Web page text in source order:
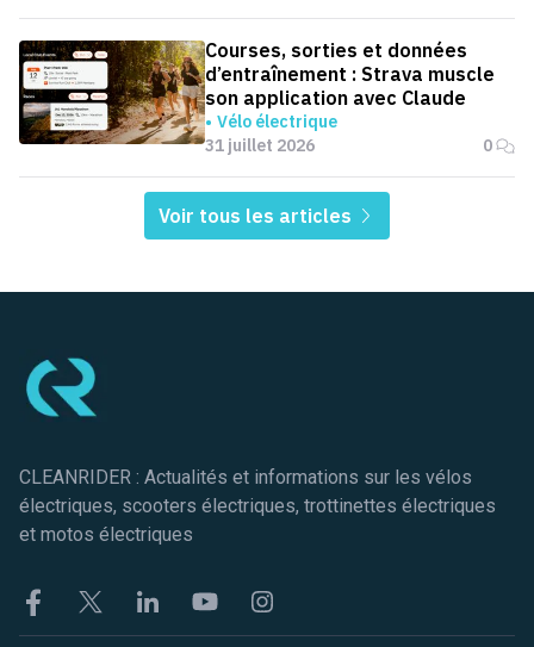
Courses, sorties et données
d’entraînement : Strava muscle
son application avec Claude
Vélo électrique
31 juillet 2026
0
Voir tous les articles
CLEANRIDER : Actualités et informations sur les vélos
électriques, scooters électriques, trottinettes électriques
et motos électriques
FacebookTwitter LinkekinYoutubeInstagram